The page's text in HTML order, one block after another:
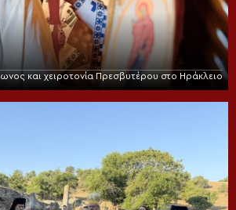
και χειροτονία Πρεσβυτέρου στο Ηράκλειο